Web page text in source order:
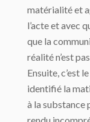
matérialité et
l’acte et avec
que la
réalité n’est pas
Ensuite, c’est
identifié la
à la substance